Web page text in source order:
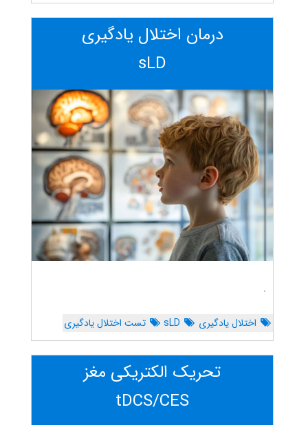
درمان اختلال یادگیری
sLD
.
اختلال یادگیری sLD تست اختلال یادگیری
تحریک الکتریکی مغز
tDCS/CES